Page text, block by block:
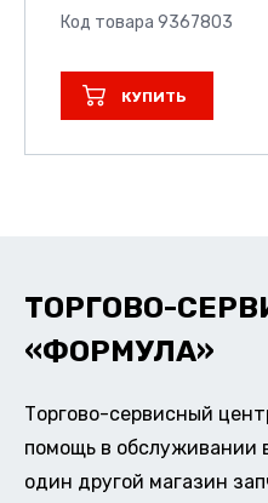
Код товара 9367803
КУПИТЬ
ТОРГОВО-
«ФОРМУЛА»
Торгово-сервисный
помощь в обслуживании
один другой магазин